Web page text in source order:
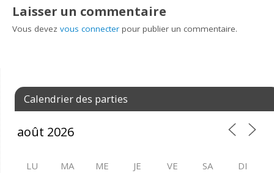
Laisser un commentaire
Vous devezvous connecter pour publier un commentaire.
Calendrier des parties
LU MA ME JE VE SA DI